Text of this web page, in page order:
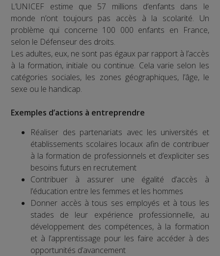
L’UNICEF estime que 57 millions d’enfants dans le
monde n’ont toujours pas accès à la scolarité. Un
problème qui concerne 100 000 enfants en France,
selon le Défenseur des droits.
Les adultes, eux, ne sont pas égaux par rapport à l’accès
à la formation, initiale ou continue. Cela varie selon les
catégories sociales, les zones géographiques, l’âge, le
sexe ou le handicap.
Exemples d’actions à entreprendre
Réaliser des partenariats avec les universités et
établissements scolaires locaux afin de contribuer
à la formation de professionnels et d’expliciter ses
besoins futurs en recrutement
Contribuer à assurer une égalité d’accès à
l’éducation entre les femmes et les hommes
Donner accès à tous ses employés et à tous les
stades de leur expérience professionnelle, au
développement des compétences, à la formation
et à l’apprentissage pour les faire accéder à des
opportunités d’avancement